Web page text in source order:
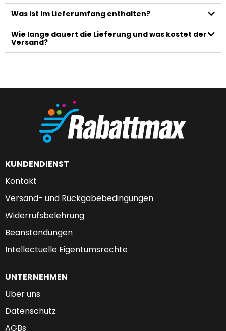
Was ist im Lieferumfang enthalten?
Wie lange dauert die Lieferung und was kostet der
Versand?
KUNDENDIENST
Kontakt
Versand- und Rückgabebedingungen
Widerrufsbelehrung
Beanstandungen
Intellectuelle Eigentumsrechte
UNTERNEHMEN
Über uns
Datenschutz
AGBs